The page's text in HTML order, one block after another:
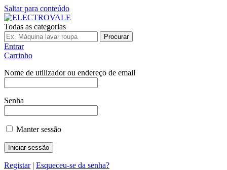
Saltar para conteúdo
Todas as categorias
Procurar
Entrar
Carrinho
Nome de utilizador ou endereço de email
Senha
Manter sessão
Registar| Esqueceu-se da senha?